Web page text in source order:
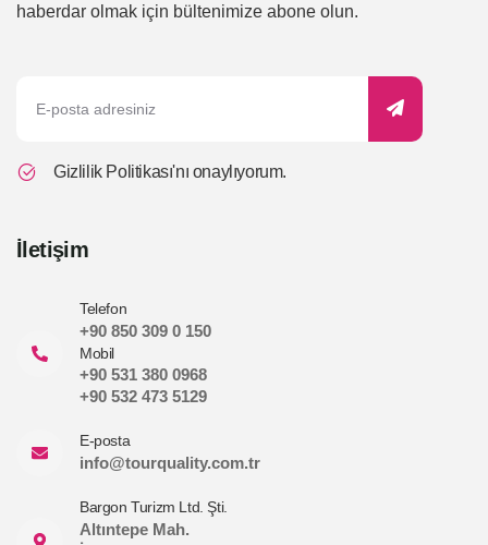
haberdar olmak için bültenimize abone olun.
Gizlilik Politikası'nı onaylıyorum.
İletişim
Telefon
+90 850 309 0 150
Mobil
+90 531 380 0968
+90 532 473 5129
E-posta
info@tourquality.com.tr
Bargon Turizm Ltd. Şti.
Altıntepe Mah.